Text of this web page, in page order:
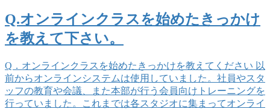
Q.オンラインクラスを始めたきっかけ
を教えて下さい。
Q．オンラインクラスを始めたきっかけを教えてください 以
前からオンラインシステムは使用していました。社員やスタ
ッフの教育や会議、また本部が行う会員向けトレーニングを
行っていました。これまでは各スタジオに集まってオンライ